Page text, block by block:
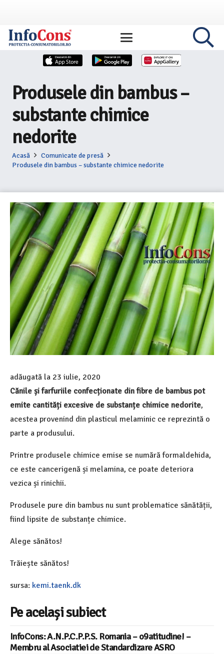
Produsele din bambus –
substante chimice
nedorite
Acasă
Comunicate de presă
Produsele din bambus – substante chimice nedorite
adăugată la 23 iulie, 2020
Cănile și farfuriile confecționate din fibre de bambus pot
emite cantități excesive de substanțe chimice nedorite,
acestea provenind din plasticul melaminic ce reprezintă o
parte a produsului.
Printre produsele chimice emise se numără formaldehida,
ce este cancerigenă și melamina, ce poate deteriora
vezica și rinichii.
Produsele pure din bambus nu sunt problematice sănătății,
fiind lipsite de substanțe chimice.
Alege sănătos!
Trăiește sănătos!
sursa: kemi.taenk.dk
Pe același subiect
InfoCons: A.N.P.C.P.P.S. Romania – o9atitudine! –
Membru al Asociatiei de Standardizare ASRO